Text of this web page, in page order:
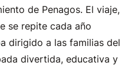
de Penagos. El viaje,
se repite cada año
dirigido a las familias del
divertida, educativa y